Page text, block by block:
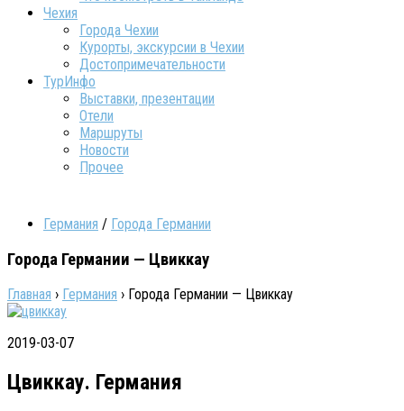
Чехия
Города Чехии
Курорты, экскурсии в Чехии
Достопримечательности
ТурИнфо
Выставки, презентации
Отели
Маршруты
Новости
Прочее
Германия / Города Германии
Города Германии — Цвиккау
Главная › Германия › Города Германии — Цвиккау
2019-03-07
Цвиккау. Германия